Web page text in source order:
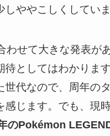
しややこしくしていま
わせて大きな発表が
待としてはわかりま
世代なので、周年の
感じます。でも、現
のPokémon